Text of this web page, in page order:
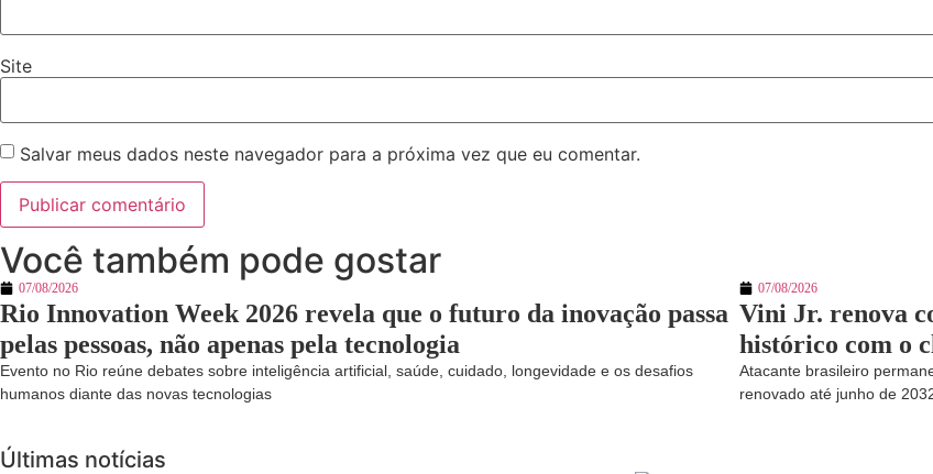
Site
Salvar meus dados neste navegador para a próxima vez que eu comentar.
Você também pode gostar
07/08/2026
Rio Innovation Week 2026 revela que o futuro da inovação passa
pelas pessoas, não apenas pela tecnologia
Evento no Rio reúne debates sobre inteligência artificial, saúde, cuidado, longevidade e os desafios
humanos diante das novas tecnologias
07/08/2026
Vini Jr. renova
histórico com o
Atacante brasileiro
renovado até junho de
Últimas notícias